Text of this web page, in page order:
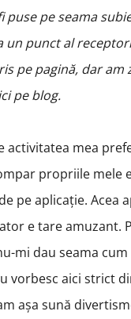
puse pe seama
un punct al
pe pagină, dar am
pe blog.
activitatea mea
propriile mele
pe aplicație. Acea
e tare amuzant.
mi dau seama cum
vorbesc aici strict
așa sună